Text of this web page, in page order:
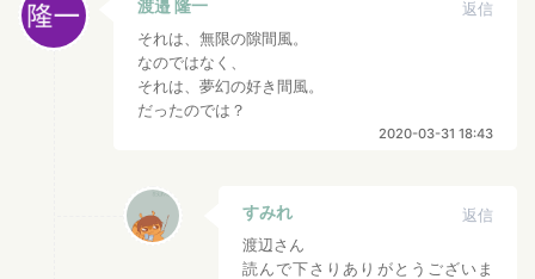
渡邉 隆一
返信
それは、無限の隙間風。
なのではなく、
それは、夢幻の好き間風。
だったのでは？
2020-03-31 18:43
すみれ
返信
渡辺さん
読んで下さりありがとうございま